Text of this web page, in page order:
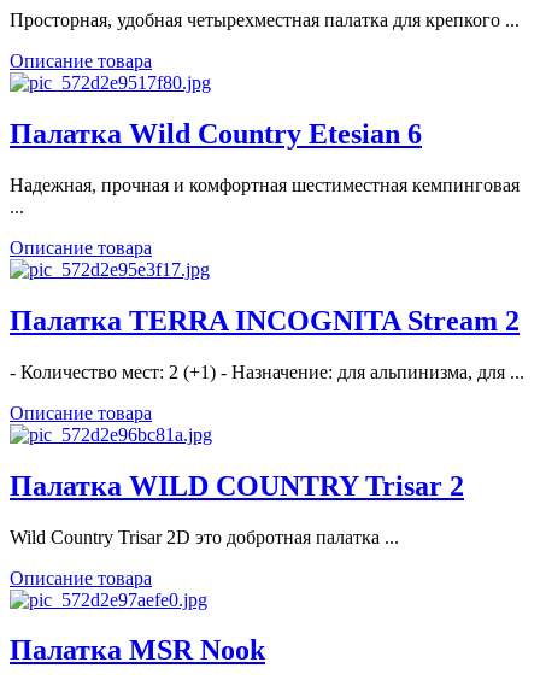
Просторная, удобная четырехместная палатка для крепкого ...
Описание товара
Палатка Wild Country Etesian 6
Надежная, прочная и комфортная шестиместная кемпинговая
...
Описание товара
Палатка TERRA INCOGNITA Stream 2
- Количество мест: 2 (+1) - Назначение: для альпинизма, для ...
Описание товара
Палатка WILD COUNTRY Trisar 2
Wild Country Trisar 2D это добротная палатка ...
Описание товара
Палатка MSR Nook